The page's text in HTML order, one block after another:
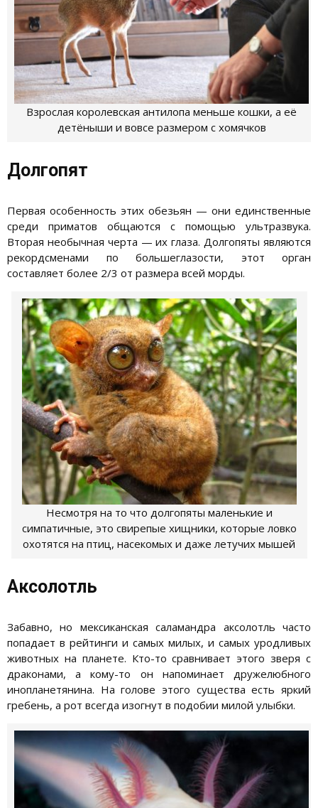
Взрослая королевская антилопа меньше кошки, а её
детёныши и вовсе размером с хомячков
Долгопят
Первая особенность этих обезьян — они единственные
среди приматов общаются с помощью ультразвука.
Вторая необычная черта — их глаза. Долгопяты являются
рекордсменами по большеглазости, этот орган
составляет более 2/3 от размера всей морды.
Несмотря на то что долгопяты маленькие и
симпатичные, это свирепые хищники, которые ловко
охотятся на птиц, насекомых и даже летучих мышей
Аксолотль
Забавно, но мексиканская саламандра аксолотль часто
попадает в рейтинги и самых милых, и самых уродливых
животных на планете. Кто-то сравнивает этого зверя с
драконами, а кому-то он напоминает дружелюбного
инопланетянина. На голове этого существа есть яркий
гребень, а рот всегда изогнут в подобии милой улыбки.